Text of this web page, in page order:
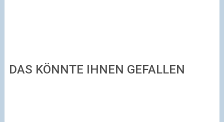
DAS KÖNNTE IHNEN GEFALLEN